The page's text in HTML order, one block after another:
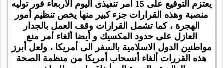
يعتزم التوقيع على 15 أمر تنفيذى اليوم الاربعاء فور توليه
منصبة وهذه القرارات جزء كبير منها يخص تنظيم أمور
الهجرة ، كما تشمل القرارات وقف العمل بالجدار
العازل على حدود المكسيك و أيضا ألغاء أمر منع
مواطنين الدول الاسلامية بالسفر الى أمريكا ، ولعل أبرز
هذه القررات ألغاء أنسحاب أمريكا من منظمة الصحة